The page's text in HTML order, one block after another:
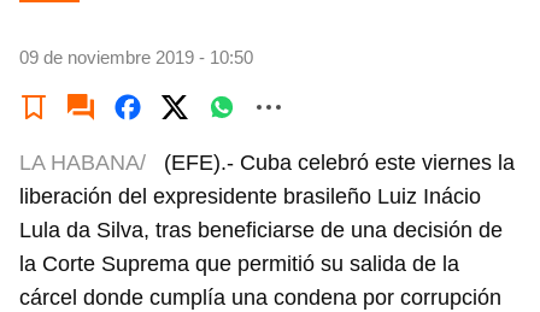
09 de noviembre 2019 - 10:50
LA HABANA/
(EFE).- Cuba celebró este viernes la
liberación del expresidente brasileño Luiz Inácio
Lula da Silva, tras beneficiarse de una decisión de
la Corte Suprema que permitió su salida de la
cárcel donde cumplía una condena por corrupción